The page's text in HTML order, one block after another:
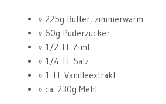
225g Butter, zimmerwarm
60g Puderzucker
1/2 TL Zimt
1/4 TL Salz
1 TL Vanilleextrakt
ca. 230g Mehl